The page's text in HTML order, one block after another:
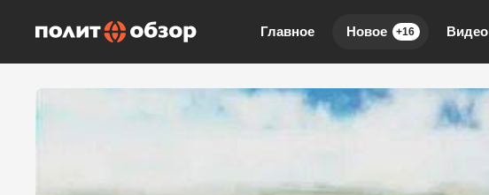
Главное Новое +16 Видео